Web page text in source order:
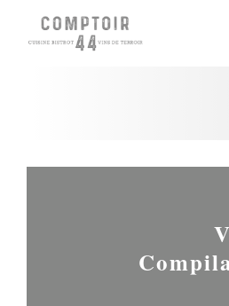
Personalizzazione delle tue